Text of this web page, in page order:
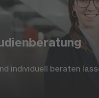
individuell beraten